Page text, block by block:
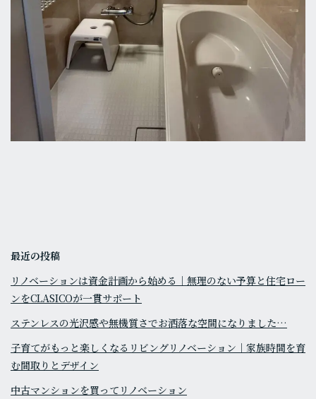
最近の投稿
リノベーションは資金計画から始める｜無理のない予算と住宅ロー
ンをCLASICOが一貫サポート
ステンレスの光沢感や無機質さでお洒落な空間になりました…
子育てがもっと楽しくなるリビングリノベーション｜家族時間を育
む間取りとデザイン
中古マンションを買ってリノベーション